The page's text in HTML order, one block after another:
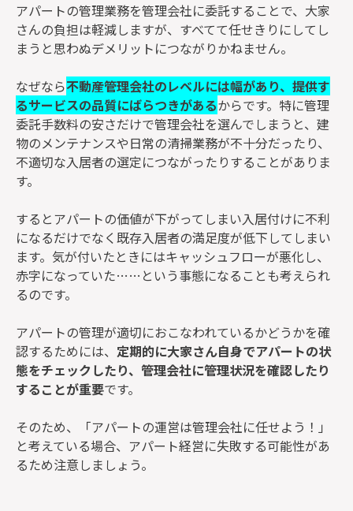
アパートの管理業務を管理会社に委託することで、大家
さんの負担は軽減しますが、すべてて任せきりにしてし
まうと思わぬデメリットにつながりかねません。
なぜなら不動産管理会社のレベルには幅があり、提供す
るサービスの品質にばらつきがあるからです。特に管理
委託手数料の安さだけで管理会社を選んでしまうと、建
物のメンテナンスや日常の清掃業務が不十分だったり、
不適切な入居者の選定につながったりすることがありま
す。
するとアパートの価値が下がってしまい入居付けに不利
になるだけでなく既存入居者の満足度が低下してしまい
ます。気が付いたときにはキャッシュフローが悪化し、
赤字になっていた……という事態になることも考えられ
るのです。
アパートの管理が適切におこなわれているかどうかを確
認するためには、 定期的に大家さん自身でアパートの状
態をチェックしたり、管理会社に管理状況を確認したり
することが重要です。
そのため、「アパートの運営は管理会社に任せよう！」
と考えている場合、アパート経営に失敗する可能性があ
るため注意しましょう。